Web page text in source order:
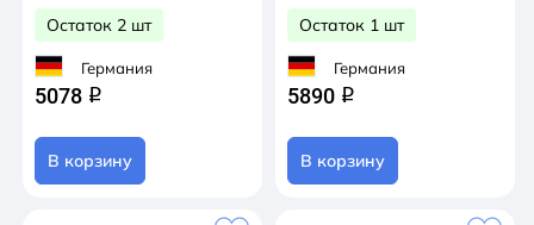
Остаток 2 шт
Германия
5078 q
В корзину
Остаток 1 шт
Германия
5890 q
В корзину